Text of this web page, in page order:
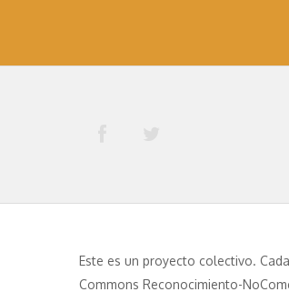
Este es un proyecto colectivo.
Commons Reconocimiento-